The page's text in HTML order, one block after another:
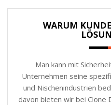
WARUM
Man kann mit
Unternehmen seine
und Nischenindustrien
davon bieten wir bei Clone